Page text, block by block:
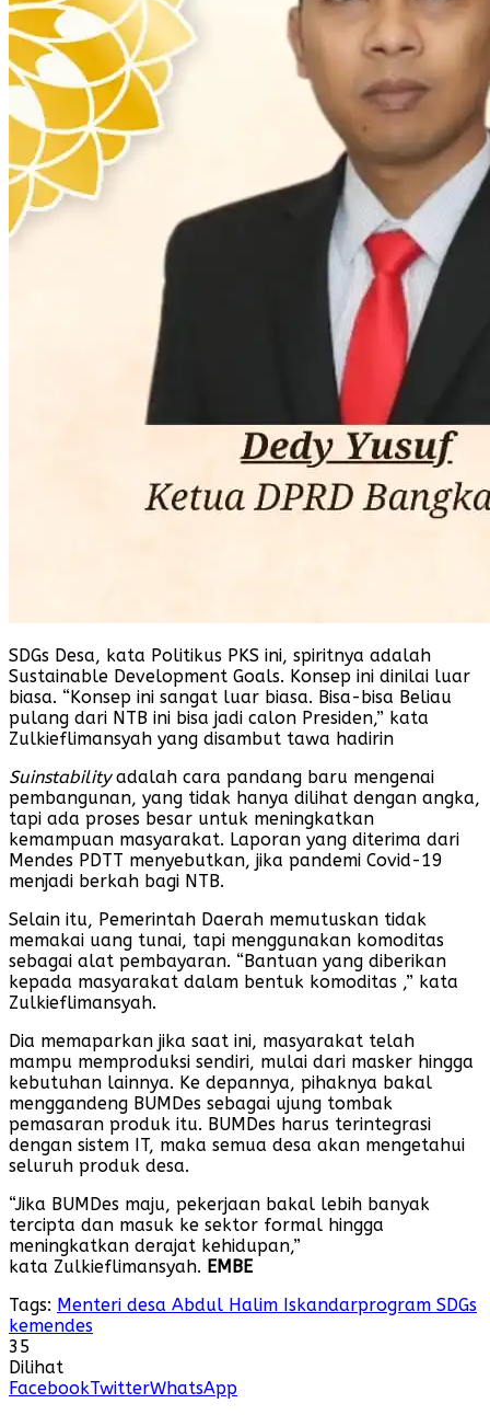
SDGs Desa, kata Politikus PKS ini, spiritnya adalah
Sustainable Development Goals. Konsep ini dinilai luar
biasa. “Konsep ini sangat luar biasa. Bisa-bisa Beliau
pulang dari NTB ini bisa jadi calon Presiden,” kata
Zulkieflimansyah yang disambut tawa hadirin
Suinstabilityadalah cara pandang baru mengenai
pembangunan, yang tidak hanya dilihat dengan angka,
tapi ada proses besar untuk meningkatkan
kemampuan masyarakat. Laporan yang diterima dari
Mendes PDTT menyebutkan, jika pandemi Covid-19
menjadi berkah bagi NTB.
Selain itu, Pemerintah Daerah memutuskan tidak
memakai uang tunai, tapi menggunakan komoditas
sebagai alat pembayaran. “Bantuan yang diberikan
kepada masyarakat dalam bentuk komoditas ,” kata
Zulkieflimansyah.
Dia memaparkan jika saat ini, masyarakat telah
mampu memproduksi sendiri, mulai dari masker hingga
kebutuhan lainnya. Ke depannya, pihaknya bakal
menggandeng BUMDes sebagai ujung tombak
pemasaran produk itu. BUMDes harus terintegrasi
dengan sistem IT, maka semua desa akan mengetahui
seluruh produk desa.
“Jika BUMDes maju, pekerjaan bakal lebih banyak
tercipta dan masuk ke sektor formal hingga
meningkatkan derajat kehidupan,”
kata Zulkieflimansyah. EMBE
Tags: Menteri desa Abdul Halim Iskandarprogram SDGs
kemendes
35
Dilihat
FacebookTwitterWhatsApp